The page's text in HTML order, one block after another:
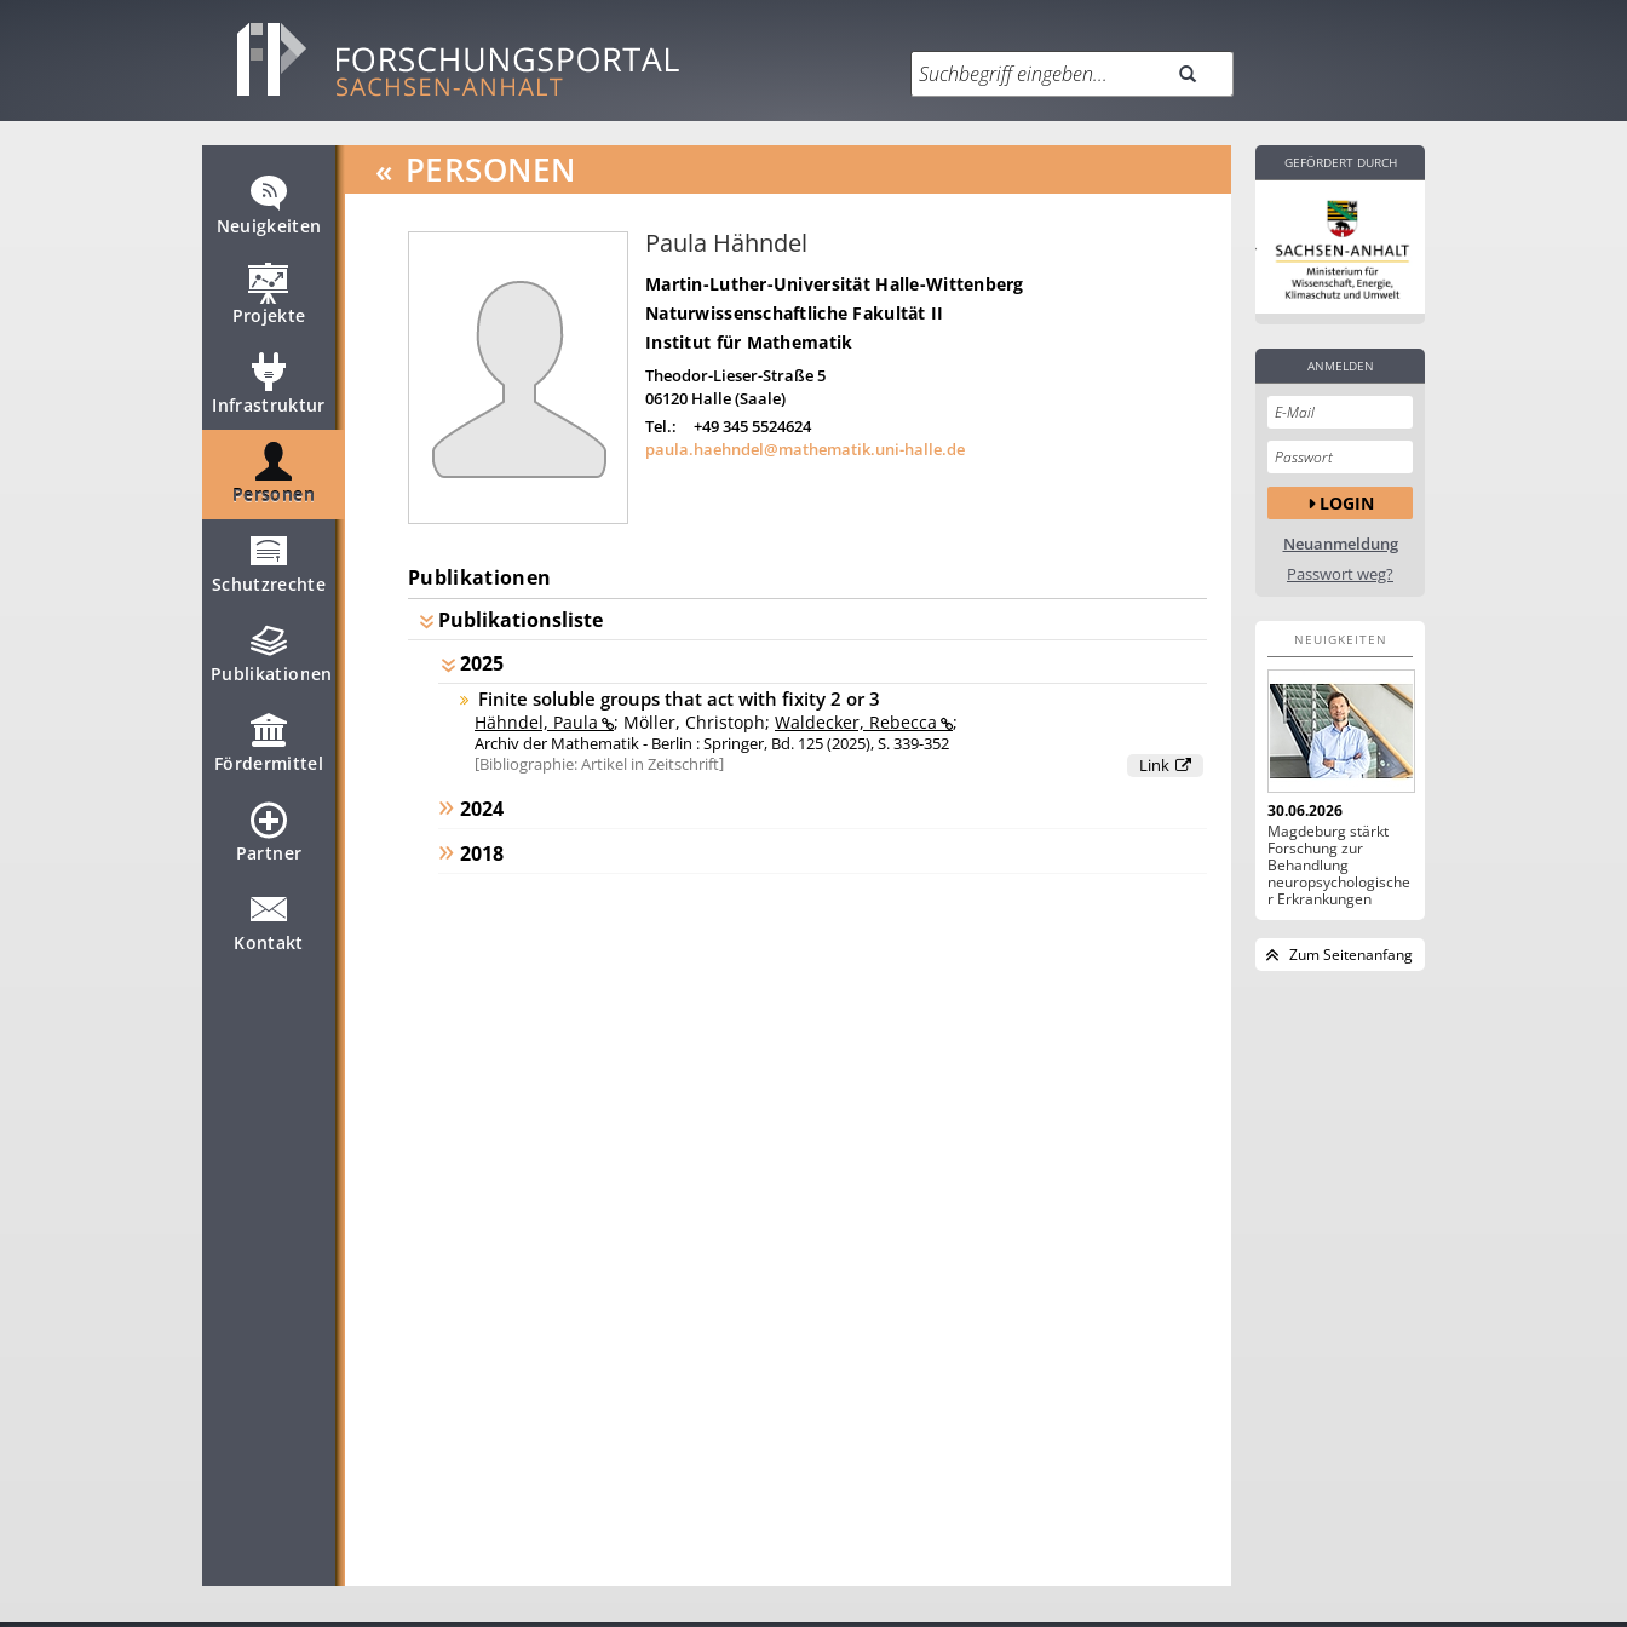
Neuigkeiten
Projekte
Infrastruktur
Personen
Schutzrechte
Publikationen
Fördermittel
Partner
Kontakt
« PERSONEN
Paula Hähndel
Martin-Luther-Universität Halle-Wittenberg
Naturwissenschaftliche Fakultät II
Institut für Mathematik
Theodor-Lieser-Straße 5
06120 Halle (Saale)
Tel.:
+49 345 5524624
paula.haehndel@mathematik.uni-halle.de
Publikationen
Publikationsliste
2025
Finite soluble groups that act with fixity 2 or 3
Hähndel, Paula ; Möller, Christoph; Waldecker, Rebecca ;
Archiv der Mathematik - Berlin : Springer, Bd. 125 (2025), S. 339-352
Bibliographie:Artikel in Zeitschrift Link
2024
2018
GEFÖRDERT DURCH
ANMELDEN
LOGIN
Neuanmeldung
Passwort weg?
NEUIGKEITEN
30.06.2026
Magdeburg stärkt
Forschung zur
Behandlung
neuropsychologische
r Erkrankungen
Zum Seitenanfang